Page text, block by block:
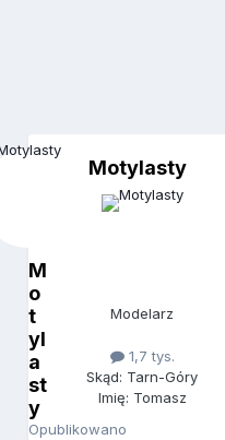
M
o
t
yl
a
st
y
Opublikowano
Motylasty
Modelarz
1,7 tys.
Skąd: Tarn-Góry
Imię: Tomasz